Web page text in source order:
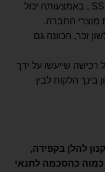
אשראי אלקטרוני בעלת אבטחה מסוג SSL , באמצעותה יכול
מוצרי החברה.
זכר, הכוונה גם
רכישה שייעשו על ידך
בינך הלקוח לבין
להלן בקפידה,
כמוה כהסכמה לתנאי